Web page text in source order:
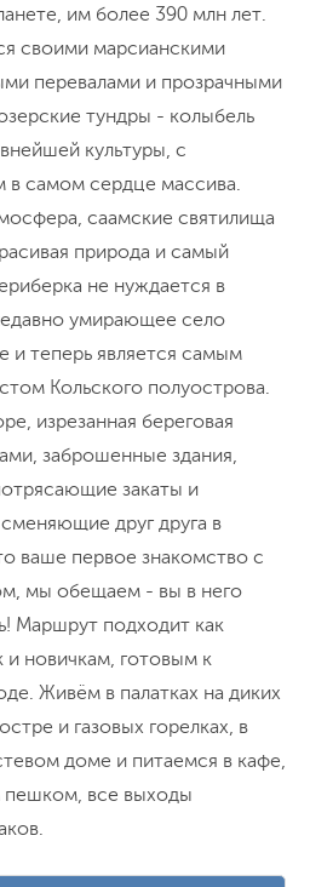
им более 390 млн лет.
своими марсианскими
перевалами и прозрачными
тундры - колыбель
культуры, с
в самом сердце массива.
саамские святилища
природа и самый
не нуждается в
умирающее село
и теперь является самым
Кольского полуострова.
изрезанная береговая
заброшенные здания,
закаты и
друг друга в
ваше первое знакомство с
мы обещаем - вы в него
Маршрут подходит как
новичкам, готовым к
Живём в палатках на диких
и газовых горелках, в
доме и питаемся в кафе,
пешком, все выходы